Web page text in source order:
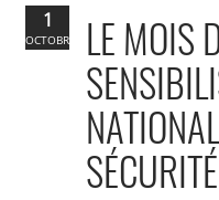
LE MOIS
1
OCTOBRE